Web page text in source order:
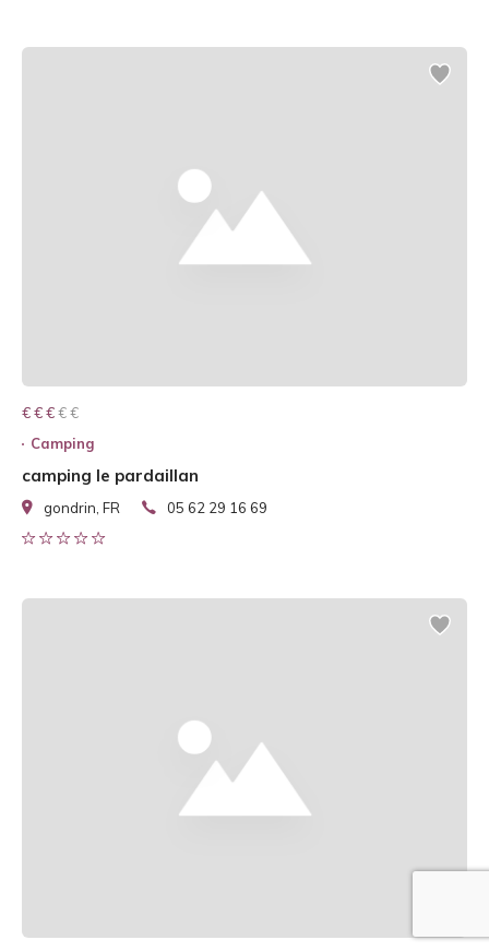
€ € € € €
€ € €
Camping
camping le pardaillan
gondrin, FR 05 62 29 16 69